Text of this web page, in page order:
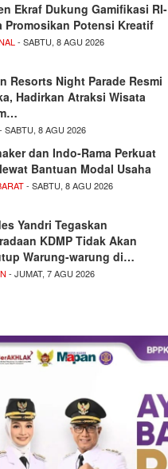
Ekraf Dukung Gamifikasi RI-
Promosikan Potensi Kreatif
- SABTU, 8 AGU 2026
Resorts Night Parade Resmi
Hadirkan Atraksi Wisata
- SABTU, 8 AGU 2026
dan Indo-Rama Perkuat
Bantuan Modal Usaha
- SABTU, 8 AGU 2026
Yandri Tegaskan
KDMP Tidak Akan
Warung-warung di…
- JUMAT, 7 AGU 2026